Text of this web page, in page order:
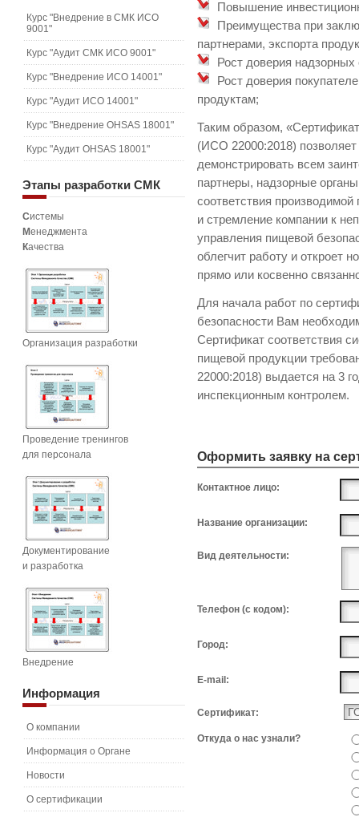
Повышение
Преимущества при
партнерами, экспорта
Рост доверия надзорных
Рост доверия
продуктам;
Таким образом,
(ИСО 22000:2018)
демонстрировать всем
партнеры, надзорные
соответствия
и стремление компании к
управления пищевой
облегчит работу и откроет
прямо или косвенно
Для начала работ по
безопасности Вам
Сертификат соответствия
пищевой продукции
22000:2018) выдается на 3
инспекционным контролем.
Оформить заявку на
Контактное лицо:
Название организации:
Вид деятельности:
Телефон (с кодом):
Город:
E-mail:
Сертификат:
Откуда о нас узнали?
Курс "Внедрение в СМК ИСО
9001"
Курс "Аудит СМК ИСО 9001"
Курс "Внедрение ИСО 14001"
Курс "Аудит ИСО 14001"
Курс "Внедрение OHSAS 18001"
Курс "Аудит OHSAS 18001"
Этапы разработки СМК
Системы
Менеджмента
Качества
Организация разработки
Проведение тренингов
для персонала
Документирование
и разработка
Внедрение
Информация
О компании
Информация о Органе
Новости
О сертификации